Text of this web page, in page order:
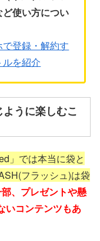
使い方につい
登録・解約す
を紹介
うに楽しむこ
」では本当に袋と
フラッシュ)は袋
、プレゼントや懸
いコンテンツもあ